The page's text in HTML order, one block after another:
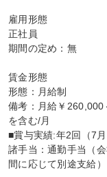
雇用形態
正社員
期間の定め：無
賃金形態
形態：月給制
備考：月給￥
を含む/月
■賞与実績:年2回（7月
諸手当：通勤手当（
間に応じて別途支給）